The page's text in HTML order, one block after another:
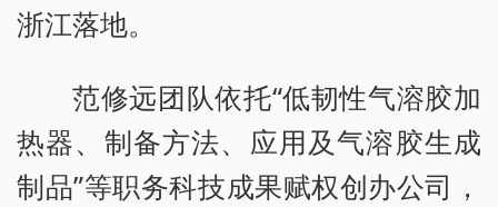
浙江落地。
范修远团队依托“低韧性气溶胶加
热器、制备方法、应用及气溶胶生成
制品”等职务科技成果赋权创办公司，